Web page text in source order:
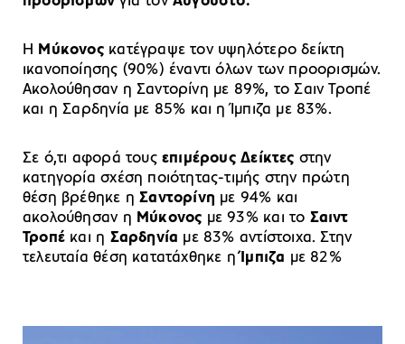
Η Μύκονος κατέγραψε τον υψηλότερο δείκτη
ικανοποίησης (90%) έναντι όλων των προορισμών.
Ακολούθησαν η Σαντορίνη με 89%, το Σαιν Τροπέ
και η Σαρδηνία με 85% και η Ίμπιζα με 83%.
Σε ό,τι αφορά τους επιμέρους Δείκτες στην
κατηγορία σχέση ποιότητας-τιμής στην πρώτη
θέση βρέθηκε ηΣαντορίνη με 94% και
ακολούθησαν η Μύκονος με 93% και το Σαιντ
Τροπέ και η Σαρδηνία με 83% αντίστοιχα. Στην
τελευταία θέση κατατάχθηκε ηΊμπιζα με 82%